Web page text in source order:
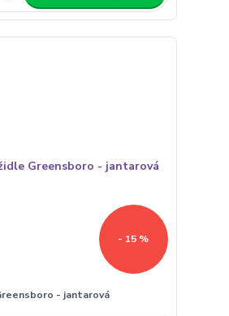
- 15 %
- jantarová